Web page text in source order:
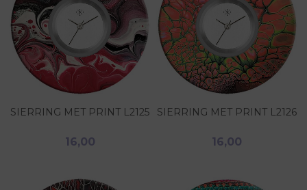
SIERRING MET PRINT L2125
16,00
SIERRING MET PRINT L2126
16,00